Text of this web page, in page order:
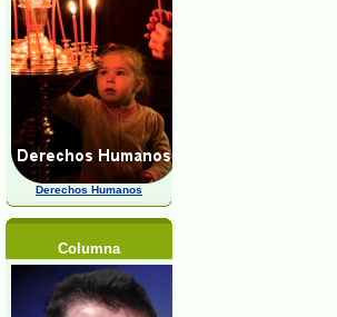
Derechos Humanos
Columna